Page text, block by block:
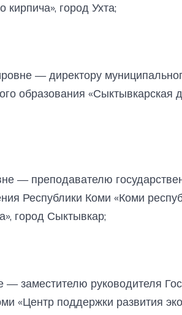
кирпича», город Ухта;
— директору
образования «Сыктывкарская
— преподавателю
Республики Коми «Коми
город Сыктывкар;
заместителю руководителя
«Центр поддержки развития